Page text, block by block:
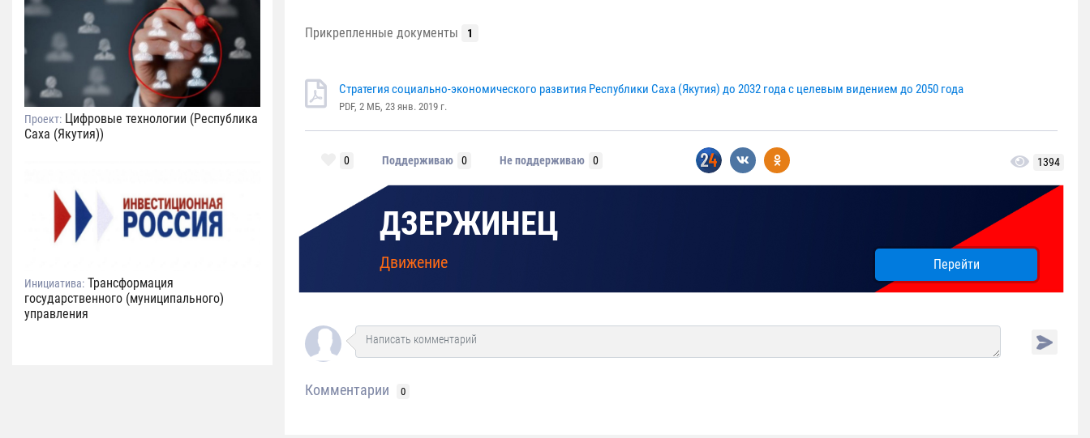
Проект: Цифровые технологии (Республика
Саха (Якутия))
Инициатива: Трансформация
государственного (муниципального)
управления
Прикрепленные документы 1
Стратегия социально-экономического развития Республики Саха (Якутия) до 2032 года с целевым видением до 2050 года
PDF, 2 MБ, 23 янв. 2019 г.
0 Поддерживаю 0 Не поддерживаю 0 1394
ДЗЕРЖИНЕЦ
Движение Перейти
Комментарии 0